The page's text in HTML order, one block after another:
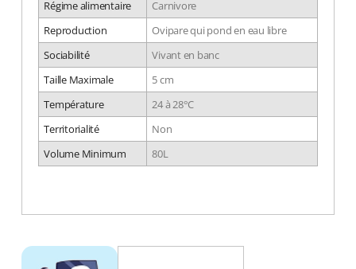
Régime alimentaire
Carnivore
Reproduction
Ovipare qui pond en eau libre
Sociabilité
Vivant en banc
Taille Maximale
5 cm
Température
24 à 28°C
Territorialité
Non
Volume Minimum
80L